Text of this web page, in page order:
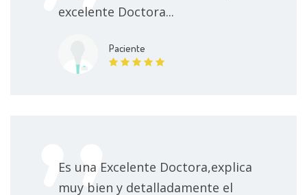
excelente Doctora...
Paciente
Es una Excelente Doctora,explica
muy bien y detalladamente el